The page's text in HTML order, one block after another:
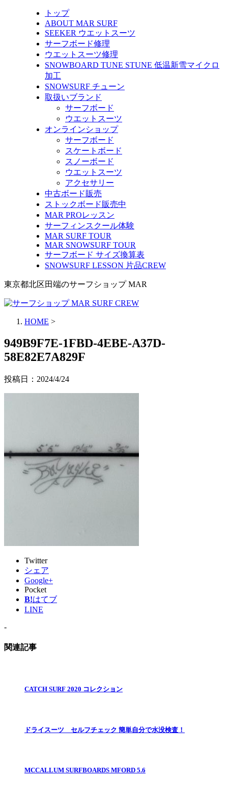
トップ
ABOUT MAR SURF
SEEKER ウエットスーツ
サーフボード修理
ウエットスーツ修理
SNOWBOARD TUNE STUNE 低温新雪マイクロ
加工
SNOWSURF チューン
取扱いブランド
サーフボード
ウエットスーツ
オンラインショップ
サーフボード
スケートボード
スノーボード
ウエットスーツ
アクセサリー
中古ボード販売
ストックボード販売中
MAR PROレッスン
サーフィンスクール体験
MAR SURF TOUR
MAR SNOWSURF TOUR
サーフボード サイズ換算表
SNOWSURF LESSON 片品CREW
東京都北区田端のサーフショップ MAR
HOME >
949B9F7E-1FBD-4EBE-A37D-
58E82E7A829F
投稿日： 2024/4/24
Twitter
シェア
Google+
Pocket
B!はてブ
LINE
-
関連記事
CATCH SURF 2020 コレクション
ドライスーツ セルフチェック 簡単自分で水没検査！
MCCALLUM SURFBOARDS MFORD 5.6